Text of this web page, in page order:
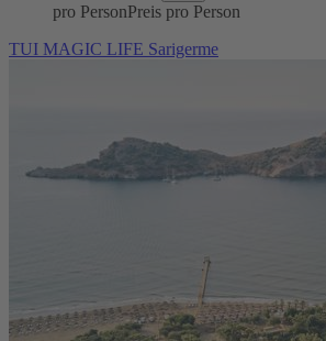
pro PersonPreis pro Person
TUI MAGIC LIFE Sarigerme